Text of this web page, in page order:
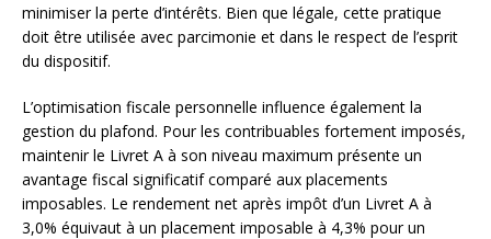
minimiser la perte d’intérêts. Bien que légale, cette pratique
doit être utilisée avec parcimonie et dans le respect de l’esprit
du dispositif.
L’optimisation fiscale personnelle influence également la
gestion du plafond. Pour les contribuables fortement imposés,
maintenir le Livret A à son niveau maximum présente un
avantage fiscal significatif comparé aux placements
imposables. Le rendement net après impôt d’un Livret A à
3,0% équivaut à un placement imposable à 4,3% pour un